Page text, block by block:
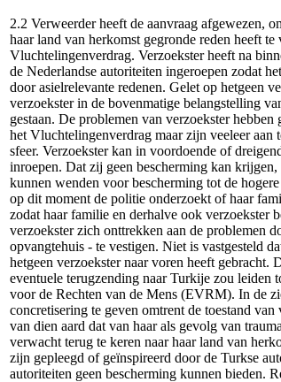
2.2 Verweerder heeft de aanvraag afgewezen,
haar land van herkomst gegronde reden heeft
Vluchtelingenverdrag. Verzoekster heeft na
de Nederlandse autoriteiten ingeroepen zodat
door asielrelevante redenen. Gelet op hetgeen
verzoekster in de bovenmatige belangstelling
gestaan. De problemen van verzoekster
het Vluchtelingenverdrag maar zijn veeleer
sfeer. Verzoekster kan in voordoende of
inroepen. Dat zij geen bescherming kan
kunnen wenden voor bescherming tot de
op dit moment de politie onderzoekt of haar
zodat haar familie en derhalve ook verzoekster
verzoekster zich onttrekken aan de problemen
opvangtehuis - te vestigen. Niet is vastgesteld
hetgeen verzoekster naar voren heeft gebracht.
eventuele terugzending naar Turkije zou leiden
voor de Rechten van de Mens (EVRM). In de
concretisering te geven omtrent de toestand
van dien aard dat van haar als gevolg van
verwacht terug te keren naar haar land van
zijn gepleegd of geïnspireerd door de Turkse
autoriteiten geen bescherming kunnen bieden.